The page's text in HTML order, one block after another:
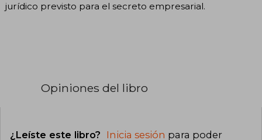
jurídico previsto para el secreto empresarial.
Opiniones del libro
¿Leíste este libro? Inicia sesión para poder